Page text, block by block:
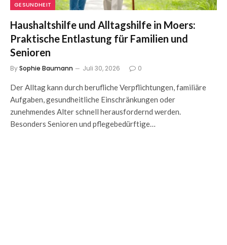
GESUNDHEIT
Haushaltshilfe und Alltagshilfe in Moers:
Praktische Entlastung für Familien und
Senioren
BySophie Baumann Juli 30, 2026 0
Der Alltag kann durch berufliche Verpflichtungen, familiäre
Aufgaben, gesundheitliche Einschränkungen oder
zunehmendes Alter schnell herausfordernd werden.
Besonders Senioren und pflegebedürftige…